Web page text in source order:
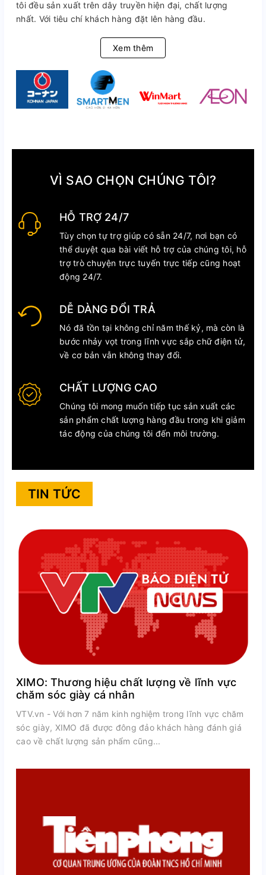
tôi đều sản xuất trên dây truyền hiện đại, chất lượng
nhất. Với tiêu chí khách hàng đặt lên hàng đầu.
Xem thêm
VÌ SAO CHỌN CHÚNG TÔI?
HỖ TRỢ 24/7
Tùy chọn tự trợ giúp có sẵn 24/7, nơi bạn có
thể duyệt qua bài viết hỗ trợ của chúng tôi, hỗ
trợ trò chuyện trực tuyến trực tiếp cũng hoạt
động 24/7.
DỄ DÀNG ĐỔI TRẢ
Nó đã tồn tại không chỉ năm thế kỷ, mà còn là
bước nhảy vọt trong lĩnh vực sắp chữ điện tử,
về cơ bản vẫn không thay đổi.
CHẤT LƯỢNG CAO
Chúng tôi mong muốn tiếp tục sản xuất các
sản phẩm chất lượng hàng đầu trong khi giảm
tác động của chúng tôi đến môi trường.
TIN TỨC
XIMO: Thương hiệu chất lượng về lĩnh vực
chăm sóc giày cá nhân
VTV.vn - Với hơn 7 năm kinh nghiệm trong lĩnh vực chăm
sóc giày, XIMO đã được đông đảo khách hàng đánh giá
cao về chất lượng sản phẩm cũng...